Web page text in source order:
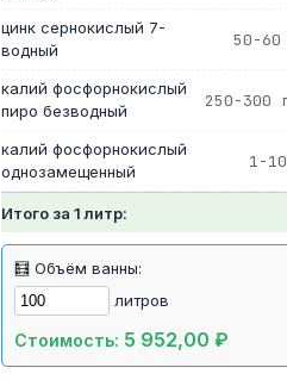
цинк сернокислый 7-
водный
50-
калий фосфорнокислый
пиро безводный
250-300
калий фосфорнокислый
однозамещенный
1-
Итого за 1 литр:
🧮 Объём ванны:
литров
Стоимость: 5 952,00 ₽